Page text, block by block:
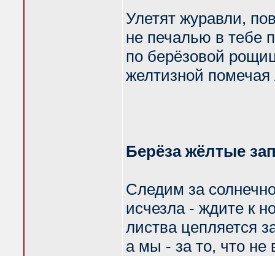
Улетят журавли,
не печалью в тебе
по берёзовой
желтизной помечая
Берёза жёлтые
Следим за
исчезла - ждите к
листва цепляется
а мы - за то, что не